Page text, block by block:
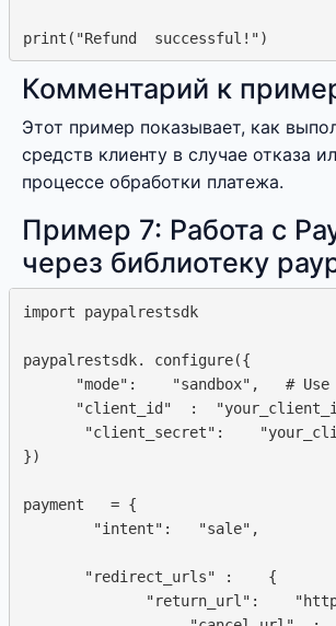
Комментарий к
Этот пример показывает, как
средств клиенту в случае отказа
процессе обработки платежа.
Пример 7: Работа с
через библиотеку
import paypalrestsdk
paypalrestsdk. configure({
"mode":    "sandbox",   #
"client_id"  :
"client_secret":
})
payment   = {
        "intent":   "sale",
       "redirect_urls" :    {
"return_url":